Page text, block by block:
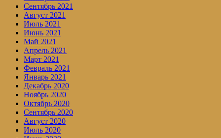
Сентябрь 2021
Август 2021
Июль 2021
Июнь 2021
Май 2021
Апрель 2021
Март 2021
Февраль 2021
Январь 2021
Декабрь 2020
Ноябрь 2020
Октябрь 2020
Сентябрь 2020
Август 2020
Июль 2020